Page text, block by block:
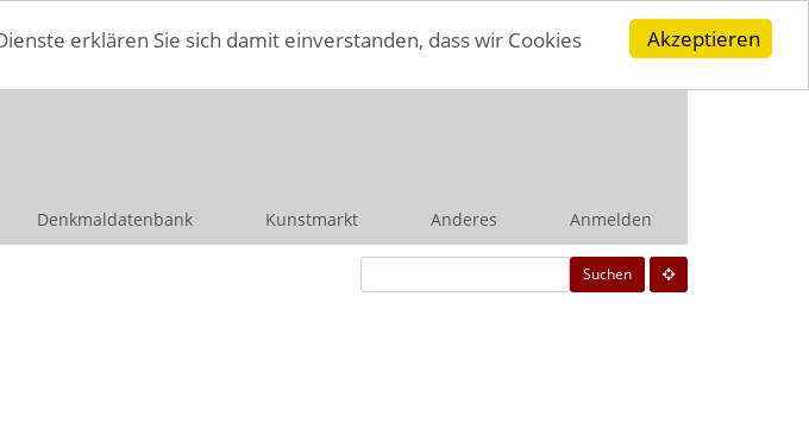
Akzeptieren
erklären Sie sich damit einverstanden, dass wir Cookies
Denkmaldatenbank Kunstmarkt Anderes Anmelden
Suchen